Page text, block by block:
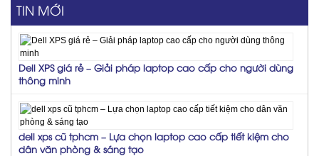
TIN MỚI
Dell XPS giá rẻ – Giải pháp laptop cao cấp cho người dùng
thông minh
dell xps cũ tphcm – Lựa chọn laptop cao cấp tiết kiệm cho
dân văn phòng & sáng tạo